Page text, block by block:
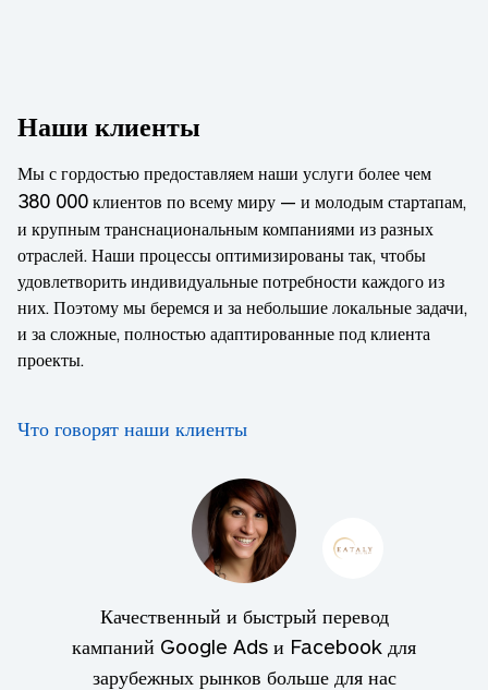
Качественный и быстрый перевод
кампаний Google Ads и Facebook для
зарубежных рынков больше для нас
Наши клиенты
Мы с гордостью предоставляем наши услуги более чем
380 000 клиентов по всему миру — и молодым стартапам,
и крупным транснациональным компаниями из разных
отраслей. Наши процессы оптимизированы так, чтобы
удовлетворить индивидуальные потребности каждого из
них. Поэтому мы беремся и за небольшие локальные задачи,
и за сложные, полностью адаптированные под клиента
проекты.
Что говорят наши клиенты